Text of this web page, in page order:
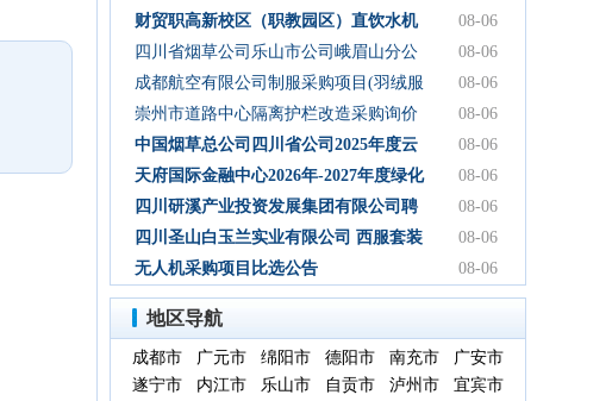
林加油站双层管线隐患整改项目结果公
示
财贸职高新校区（职教园区）直饮水机
设备采购项目采购公告
08-06
四川省烟草公司乐山市公司峨眉山分公
司2026年-2027年食堂食材购买服务-询比
采购公告
08-06
成都航空有限公司制服采购项目(羽绒服
类)成交结果公告
08-06
崇州市道路中心隔离护栏改造采购询价
通知
08-06
中国烟草总公司四川省公司2025年度云
平台扩容项目（第三次） 中标候选人公
示
08-06
天府国际金融中心2026年-2027年度绿化
养护服务采购项目比选公告
08-06
四川研溪产业投资发展集团有限公司聘
请第三方服务机构开展贸易业务票据、
国内信用证结算服务结果公告
08-06
四川圣山白玉兰实业有限公司 西服套装
成品采购竞争性磋商公告
08-06
无人机采购项目比选公告
08-06
地区导航
成都市 广元市 绵阳市 德阳市 南充市
广安市
遂宁市
内江市 乐山市 自贡市 泸州市
宜宾市